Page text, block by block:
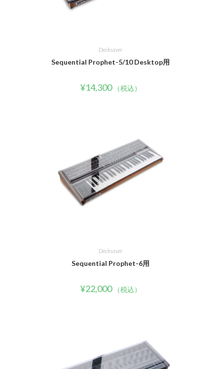
Decksaver
Sequential Prophet-5/10 Desktop用
¥14,300 （税込）
Decksaver
Sequential Prophet-6用
¥22,000 （税込）